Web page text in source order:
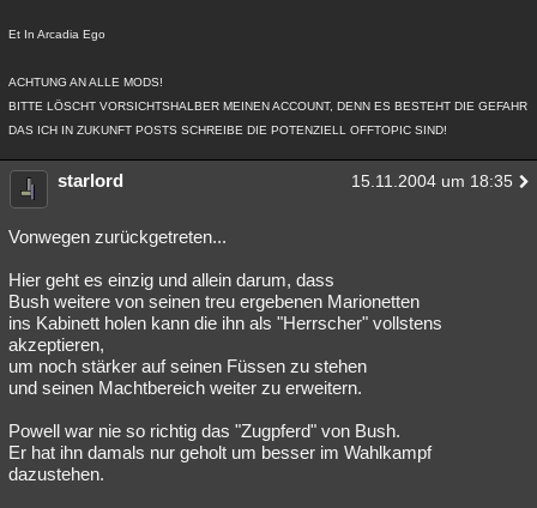
Et In Arcadia Ego
ACHTUNG AN ALLE MODS!
BITTE LÖSCHT VORSICHTSHALBER MEINEN ACCOUNT, DENN ES BESTEHT DIE GEFAHR
DAS ICH IN ZUKUNFT POSTS SCHREIBE DIE POTENZIELL OFFTOPIC SIND!
starlord 15.11.2004 um 18:35
Vonwegen zurückgetreten...
Hier geht es einzig und allein darum, dass
Bush weitere von seinen treu ergebenen Marionetten
ins Kabinett holen kann die ihn als "Herrscher" vollstens
akzeptieren,
um noch stärker auf seinen Füssen zu stehen
und seinen Machtbereich weiter zu erweitern.
Powell war nie so richtig das "Zugpferd" von Bush.
Er hat ihn damals nur geholt um besser im Wahlkampf
dazustehen.